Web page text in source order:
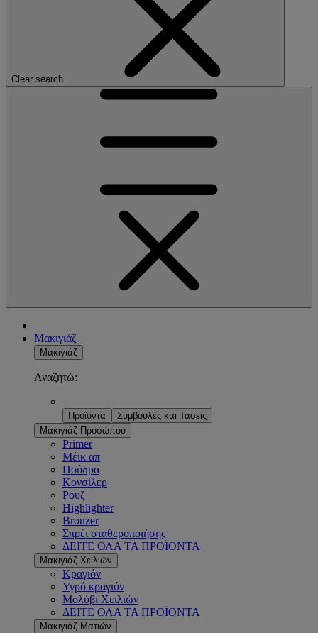
Clear search
Μακιγιάζ
Μακιγιάζ
Αναζητώ:
Προϊόντα
Συμβουλές και Τάσεις
Μακιγιάζ Προσώπου
Primer
Μέικ απ
Πούδρα
Κονσίλερ
Ρουζ
Highlighter
Bronzer
Σπρέι σταθεροποιήσης
ΔΕΙΤΕ ΟΛΑ ΤΑ ΠΡΟΪΟΝΤΑ
Μακιγιάζ Χειλιών
Κραγιόν
Υγρό κραγιόν
Μολύβι Χειλιών
ΔΕΙΤΕ ΟΛΑ ΤΑ ΠΡΟΪΟΝΤΑ
Μακιγιάζ Ματιών